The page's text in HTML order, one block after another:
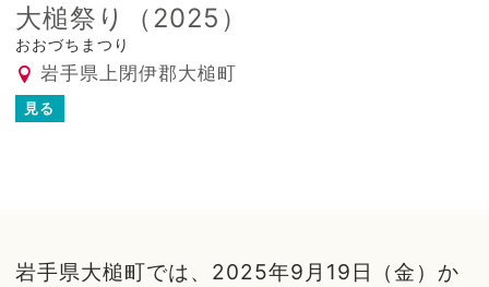
大槌祭り（2025）
おおづちまつり
岩手県上閉伊郡大槌町
見る
岩手県大槌町では、2025年9月19日（金）か